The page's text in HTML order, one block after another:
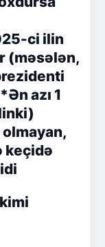
ci ilin
(məsələn,
azı 1
keçidə